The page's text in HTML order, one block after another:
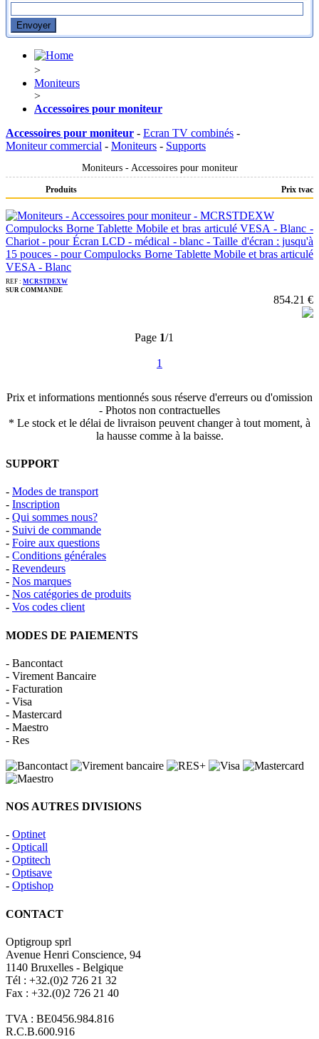
>
Moniteurs
>
Accessoires pour moniteur
Accessoires pour moniteur - Ecran TV combinés -
Moniteur commercial - Moniteurs - Supports
Moniteurs - Accessoires pour moniteur
Produits Prix tvac
Compulocks Borne Tablette Mobile et bras articulé VESA - Blanc -
Chariot - pour Écran LCD - médical - blanc - Taille d'écran : jusqu'à
15 pouces - pour Compulocks Borne Tablette Mobile et bras articulé
VESA - Blanc
REF : MCRSTDEXW
SUR COMMANDE
854.21 €
Page 1/1
1
Prix et informations mentionnés sous réserve d'erreurs ou d'omission
- Photos non contractuelles
* Le stock et le délai de livraison peuvent changer à tout moment, à
la hausse comme à la baisse.
SUPPORT
- Modes de transport
- Inscription
- Qui sommes nous?
- Suivi de commande
- Foire aux questions
- Conditions générales
- Revendeurs
- Nos marques
- Nos catégories de produits
- Vos codes client
MODES DE PAIEMENTS
- Bancontact
- Virement Bancaire
- Facturation
- Visa
- Mastercard
- Maestro
- Res
NOS AUTRES DIVISIONS
- Optinet
- Opticall
- Optitech
- Optisave
- Optishop
CONTACT
Optigroup sprl
Avenue Henri Conscience, 94
1140 Bruxelles - Belgique
Tél : +32.(0)2 726 21 32
Fax : +32.(0)2 726 21 40
TVA : BE0456.984.816
R.C.B.600.916